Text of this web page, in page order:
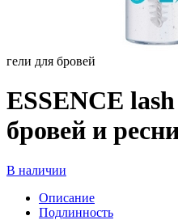
гели для бровей
ESSENCE
бровей и
В наличии
Описание
Подлинность